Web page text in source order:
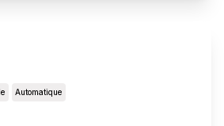
Automatique